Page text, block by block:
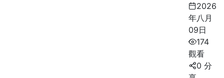
2026
年八月
09日
174
觀看
0 分